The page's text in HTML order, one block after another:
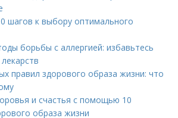
шагов к выбору оптимального
борьбы с аллергией: избавьтесь
правил здорового образа жизни: что
и счастья с помощью 10
образа жизни